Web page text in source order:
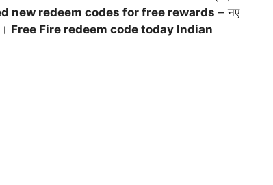
new redeem codes for free rewards – नए
Free Fire redeem code today Indian